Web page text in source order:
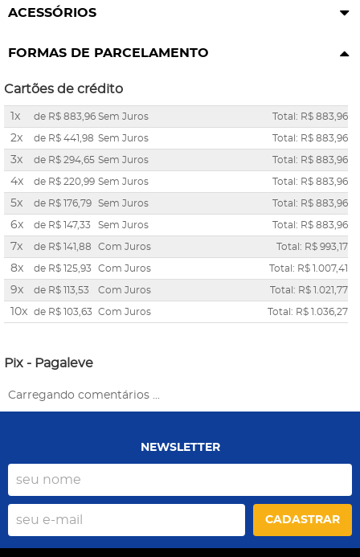
ACESSÓRIOS
FORMAS DE PARCELAMENTO
Cartões de crédito
1x de R$ 883,96 Sem Juros Total: R$ 883,96
2x de R$ 441,98 Sem Juros Total: R$ 883,96
3x de R$ 294,65 Sem Juros Total: R$ 883,96
4x de R$ 220,99 Sem Juros Total: R$ 883,96
5x de R$ 176,79 Sem Juros Total: R$ 883,96
6x de R$ 147,33 Sem Juros Total: R$ 883,96
7x de R$ 141,88 Com Juros Total: R$ 993,17
8x de R$ 125,93 Com Juros Total: R$ 1.007,41
9x de R$ 113,53 Com Juros Total: R$ 1.021,77
10x de R$ 103,63 Com Juros Total: R$ 1.036,27
Pix - Pagaleve
Carregando comentários ...
NEWSLETTER
CADASTRAR